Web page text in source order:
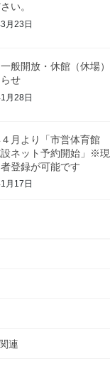
い。
月23日
般開放・休館（休場）
せ
月28日
月より「市営体育館
ネット予約開始」※現
登録が可能です
月17日
連